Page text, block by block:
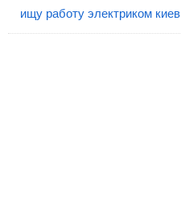
ищу работу электриком киев